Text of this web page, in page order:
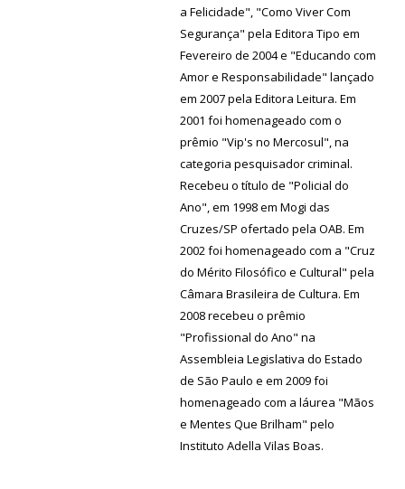
a Felicidade", "Como Viver Com
Segurança" pela Editora Tipo em
Fevereiro de 2004 e "Educando com
Amor e Responsabilidade" lançado
em 2007 pela Editora Leitura. Em
2001 foi homenageado com o
prêmio "Vip's no Mercosul", na
categoria pesquisador criminal.
Recebeu o título de "Policial do
Ano", em 1998 em Mogi das
Cruzes/SP ofertado pela OAB. Em
2002 foi homenageado com a "Cruz
do Mérito Filosófico e Cultural" pela
Câmara Brasileira de Cultura. Em
2008 recebeu o prêmio
"Profissional do Ano" na
Assembleia Legislativa do Estado
de São Paulo e em 2009 foi
homenageado com a láurea "Mãos
e Mentes Que Brilham" pelo
Instituto Adella Vilas Boas.